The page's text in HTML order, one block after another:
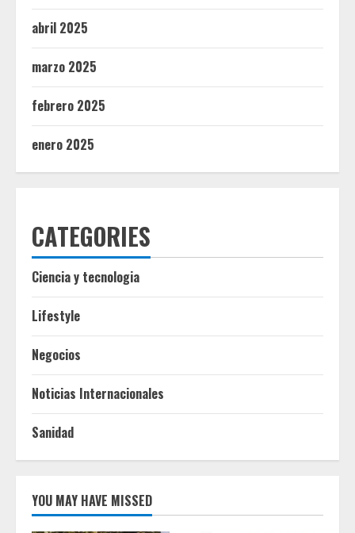
abril 2025
marzo 2025
febrero 2025
enero 2025
CATEGORIES
Ciencia y tecnologia
Lifestyle
Negocios
Noticias Internacionales
Sanidad
YOU MAY HAVE MISSED